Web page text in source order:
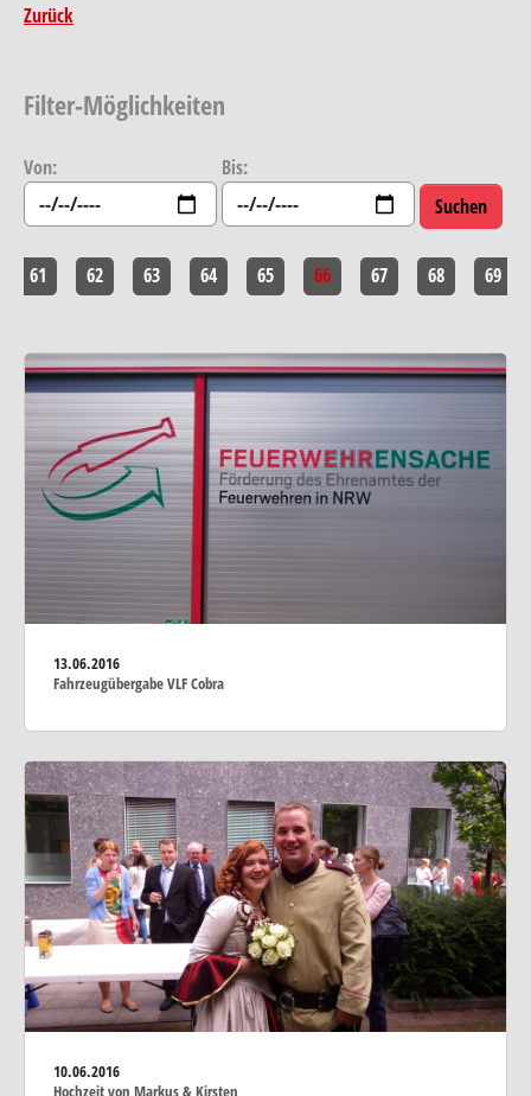
Zurück
Filter-Möglichkeiten
Von: Bis:
61 62 63 64 65 66 67 68 69
13.06.2016
Fahrzeugübergabe VLF Cobra
10.06.2016
Hochzeit von Markus & Kirsten